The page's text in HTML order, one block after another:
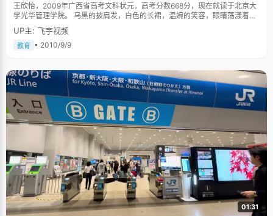
王欣怡，2009年广西省高考文科状元，高考分数668分，现在就读于北京大
学光华管理学院。 乌黑的披肩发，白色的长裙，温婉的笑容，眼睛荡漾着笑
意，王欣怡宛如邻家女孩清新自然，令人沉静。 从七八岁开始，王欣怡就莫
名的喜欢北京大学，可能与家庭中浓郁的古典风有关，喜欢北大深厚的文学
积淀，美丽的校园，和自由的思想交汇，上北大也是她一直以来奋斗努力的
本钱 谈及自己的成长，王欣怡说了三个词：环境、努力、认识。 对于一个孩
子的成长，家庭的氛围和教育非常重要。在这方面，王欣怡的父母做得特别
的好，也特别的开明。 王欣怡的爸妈都是学医的，他们比较注意孩子的身体
素质，每天的饮食和作息都非常讲究、规律。"从小，我每天都要吃水果、绿
色蔬菜、吃鸡蛋、喝牛奶"，王欣怡说，"一定要早睡早起，保持充足的睡
眠"。在爸妈的培养下，王欣怡养成了非常规律健康的作息，身体素质很好，
很少生病，感冒咳嗽都几乎没有。 身体是一切的本钱，只有有了好的身体，
才能在学习、做事的时候，有充足的体力和清醒的头脑。现在，只要有空，
王欣怡都会早起到未名湖边跑步。 王欣怡的爸爸反对死读书，读死书，整天
坐在书桌前死学不会有好的效果。所以只要有时间，周末的时候爸妈都会带
王欣怡到郊外游玩，找个青山绿水、鸟语花香的地方，感受一下大自然，换
个环境，对学习会更有帮助。"心情不同了，学起来更有效率"。高考之前，
每天晚上吃晚饭，王欣怡会跟着爸妈去家附近的广场散步聊天，放松紧张情
绪。 心里踏实很重要 谈到学习经验，王欣怡非常谦虚的说，多看、多想、多
做。王欣怡一直不觉得自己是多么的优秀，能上北大，是"实力+运气"的组
UP主: 飞宇视频
教育 • 2010/9/9
01:31